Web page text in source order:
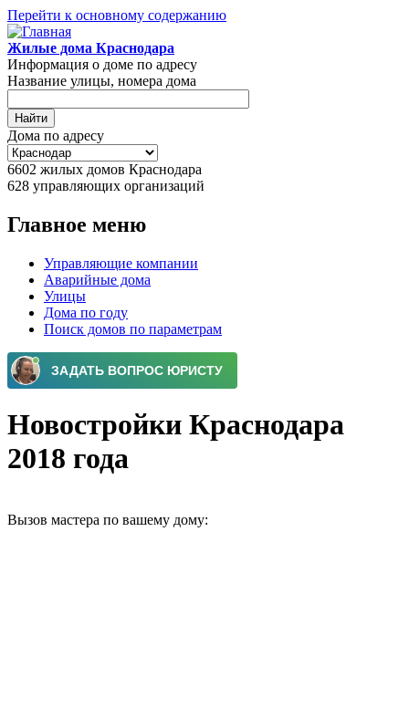
Перейти к основному содержанию
Жилые дома Краснодара
Информация о доме по адресу
Название улицы, номера дома
Дома по адресу
6602 жилых домов Краснодара
628 управляющих организаций
Главное меню
Управляющие компании
Аварийные дома
Улицы
Дома по году
Поиск домов по параметрам
Новостройки Краснодара
2018 года
Вызов мастера по вашему дому: